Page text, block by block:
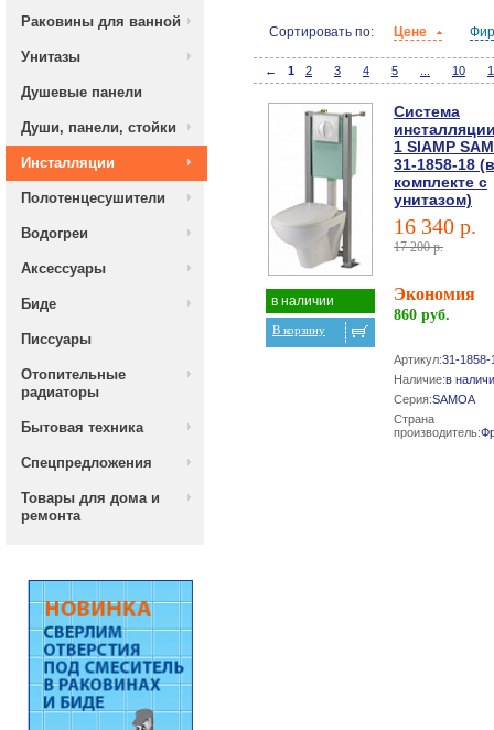
Раковины для ванной
Унитазы
Душевые панели
Души, панели, стойки
Инсталляции
Полотенцесушители
Водогреи
Аксессуары
Биде
Писсуары
Отопительные
радиаторы
Бытовая техника
Спецпредложения
Товары для дома и
ремонта
Сортировать по: Цене
← 1 2 3 4 5 10
в наличии
В корзину
Система
1 SIAMP
31-1858-18 (в
комплекте с
унитазом)
16 340 р.
17 200 р.
Экономия
860 руб.
Артикул:31-1858-
Наличие:в
Серия:SAMOA
Страна
производитель: